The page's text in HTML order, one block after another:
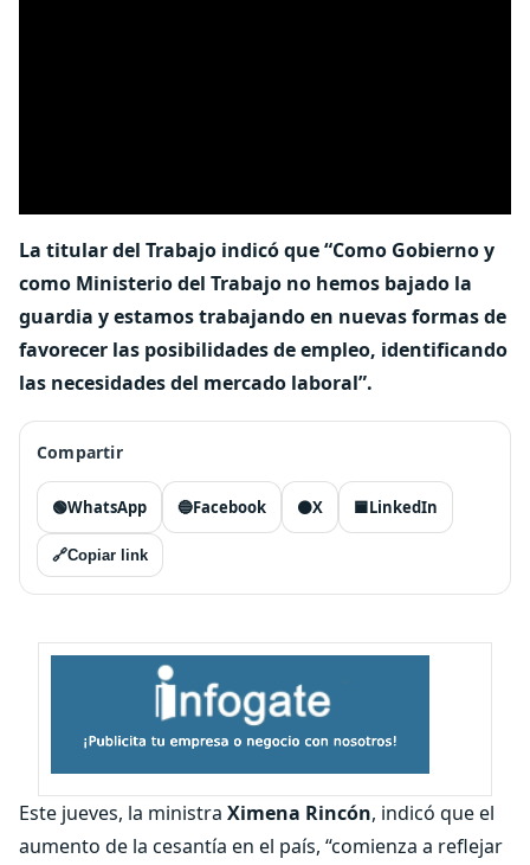
La titular del Trabajo indicó que “Como Gobierno y
como Ministerio del Trabajo no hemos bajado la
guardia y estamos trabajando en nuevas formas de
favorecer las posibilidades de empleo, identificando
las necesidades del mercado laboral”.
Compartir
🟢WhatsApp 🔵Facebook ⚫X 🟦LinkedIn
🔗Copiar link
Este jueves, la ministra Ximena Rincón, indicó que el
aumento de la cesantía en el país, “comienza a reflejar